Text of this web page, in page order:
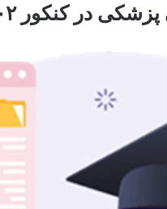
در کنکور ۱۴۰۲